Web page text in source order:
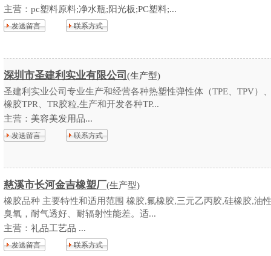
主营： pc塑料原料;净水瓶;阳光板;PC塑料;...
发送留言 联系方式
深圳市圣建利实业有限公司 (生产型)
圣建利实业公司专业生产和经营各种热塑性弹性体（TPE、TPV）
橡胶TPR、TR胶粒,生产和开发各种TP...
主营： 美容美发用品...
发送留言 联系方式
慈溪市长河金吉橡塑厂(生产型)
橡胶品种 主要特性和适用范围 橡胶,氟橡胶,三元乙丙胶,硅橡胶,油
臭氧，耐气透好、耐辐射性能差。适...
主营： 礼品工艺品 ...
发送留言 联系方式